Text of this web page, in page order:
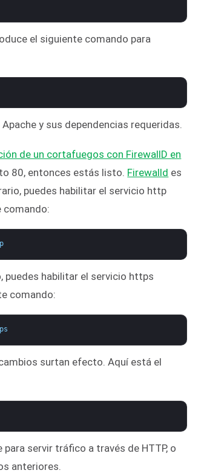
el siguiente comando para
y sus dependencias requeridas.
de un cortafuegos con FirewallD en
80, entonces estás listo. Firewalld es
puedes habilitar el servicio http
comando:
puedes habilitar el servicio https
comando:
surtan efecto. Aquí está el
servir tráfico a través de HTTP, o
anteriores.